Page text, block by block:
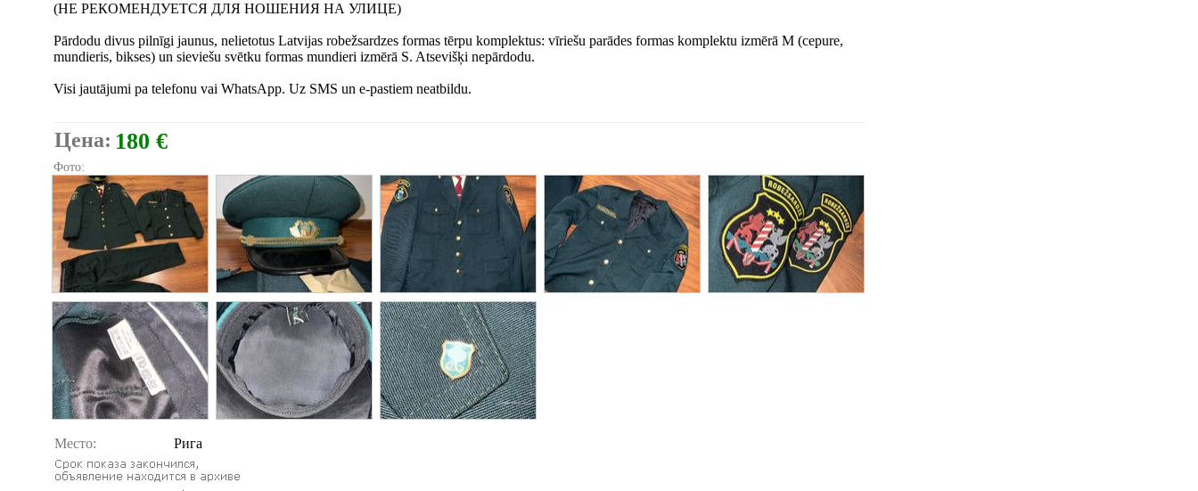
(НЕ РЕКОМЕНДУЕТСЯ ДЛЯ НОШЕНИЯ НА УЛИЦЕ)
Pārdodu divus pilnīgi jaunus, nelietotus Latvijas robežsardzes formas tērpu komplektus: vīriešu parādes formas komplektu izmērā M (cepure,
mundieris, bikses) un sieviešu svētku formas mundieri izmērā S. Atsevišķi nepārdodu.
Visi jautājumi pa telefonu vai WhatsApp. Uz SMS un e-pastiem neatbildu.
Цена: 180 €
Фото:
Место: Рига